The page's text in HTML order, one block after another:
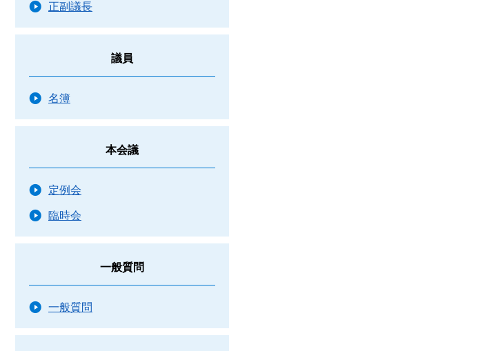
正副議長
議員
名簿
本会議
定例会
臨時会
一般質問
一般質問